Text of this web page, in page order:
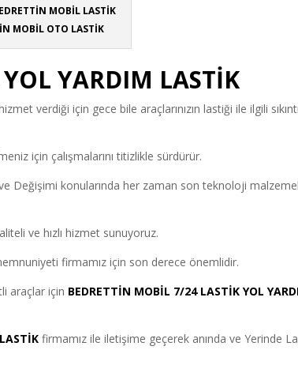
MOBİL LASTİK
MOBİL OTO LASTİK
YARDIM LASTİK
verdiği için gece bile araçlarınızın lastiği ile ilgili sıkıntı
için çalışmalarını titizlikle sürdürür.
Değişimi konularında her zaman son teknoloji
ve hızlı hizmet sunuyoruz.
firmamız için son derece önemlidir.
araçlar için BEDRETTİN MOBİL 7/24 LASTİK YOL
firmamız ile iletişime geçerek anında ve Yerinde